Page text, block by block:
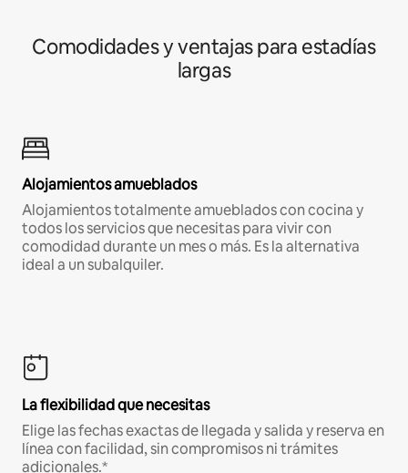
Comodidades y ventajas para estadías
largas
Alojamientos amueblados
Alojamientos totalmente amueblados con cocina y
todos los servicios que necesitas para vivir con
comodidad durante un mes o más. Es la alternativa
ideal a un subalquiler.
La flexibilidad que necesitas
Elige las fechas exactas de llegada y salida y reserva en
línea con facilidad, sin compromisos ni trámites
adicionales.*